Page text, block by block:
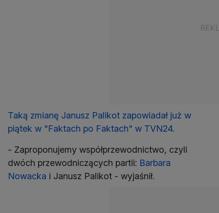
Taką zmianę Janusz Palikot zapowiadał już w
piątek w "Faktach po Faktach" w TVN24.
- Zaproponujemy współprzewodnictwo, czyli
dwóch przewodniczących partii: Barbara
Nowacka i Janusz Palikot - wyjaśnił.